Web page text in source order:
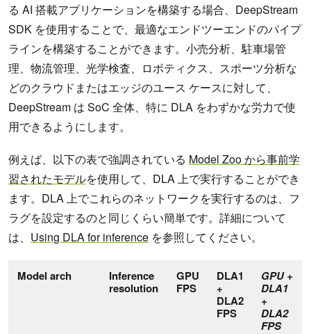
る AI 搭載アプリケーションを構築する場合、DeepStream
SDK を使用することで、最適なエンドツーエンドのパイプ
ラインを構築することができます。小売分析、駐車場管
理、物流管理、光学検査、ロボティクス、スポーツ分析な
どのクラウドまたはエッジのユース ケースに対して、
DeepStream は SoC 全体、特に DLA をわずかな労力で使
用できるようにします。
例えば、以下の表で強調されている Model Zoo から事前学
習されたモデルを使用して、DLA 上で実行することができ
ます。DLA 上でこれらのネットワークを実行するのは、フ
ラグを設定するのと同じくらい簡単です。詳細について
は、 Using DLA for inference を参照してください。
Model arch
Inference
resolution
GPU
FPS
DLA1
+
DLA2
FPS
GPU +
DLA1
+
DLA2
FPS